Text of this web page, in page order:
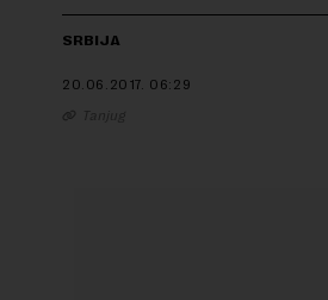
SRBIJA
20.06.2017. 06:29
Tanjug